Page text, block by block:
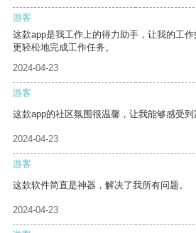
游客
这款app是我工作上的得力助手，让我的工
更轻松地完成工作任务。
2024-04-23
游客
这款app的社区氛围很温馨，让我能够感受到
2024-04-23
游客
这款软件简直是神器，解决了我所有问题。
2024-04-23